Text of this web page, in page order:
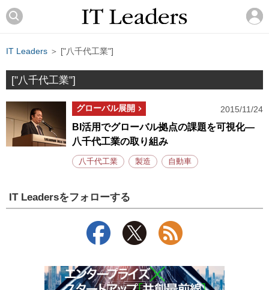
IT Leaders ＞ ["八千代工業"]
["八千代工業"]
グローバル展開 2015/11/24
BI活用でグローバル拠点の課題を可視化―
八千代工業の取り組み
八千代工業 製造 自動車
IT Leadersをフォローする